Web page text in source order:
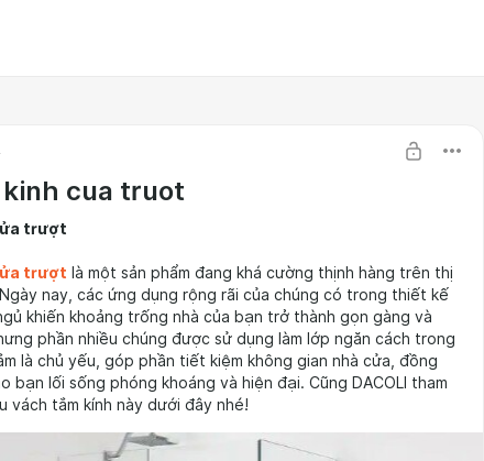
cua truot
trượt
trượt là một sản phẩm đang khá cường thịnh hàng trên thị
nay, các ứng dụng rộng rãi của chúng có trong thiết kế
khiến khoảng trống nhà của bạn trở thành gọn gàng và
phần nhiều chúng được sử dụng làm lớp ngăn cách trong
là chủ yếu, góp phần tiết kiệm không gian nhà cửa, đồng
bạn lối sống phóng khoáng và hiện đại. Cũng DACOLI tham
vách tắm kính này dưới đây nhé!